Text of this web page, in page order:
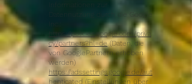
Informationen zur
https://policies.google.com/priva
cy/partners?hl=de(Daten, die
von GooglePartnern erhoben
werden)
https://adssettings.google.de/aut
henticated (Einstellungen über